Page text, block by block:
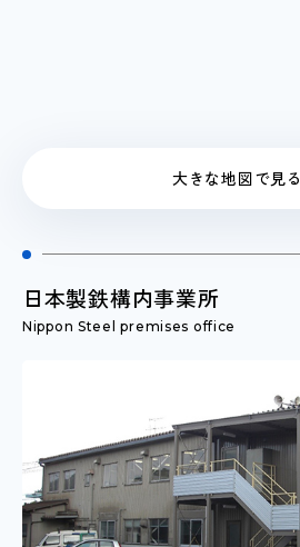
大きな地図で見る
日本製鉄構内事業所
Nippon Steel premises office